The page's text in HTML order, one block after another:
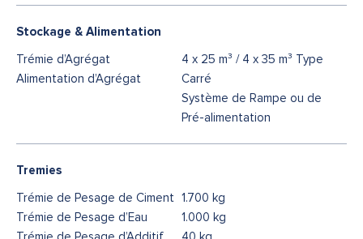
Stockage & Alimentation
Trémie d’Agrégat
Alimentation d’Agrégat
4 x 25 m³ / 4 x 35 m³ Type
Carré
Système de Rampe ou de
Pré-alimentation
Tremies
Trémie de Pesage de Ciment
Trémie de Pesage d’Eau
1.700 kg
1.000 kg